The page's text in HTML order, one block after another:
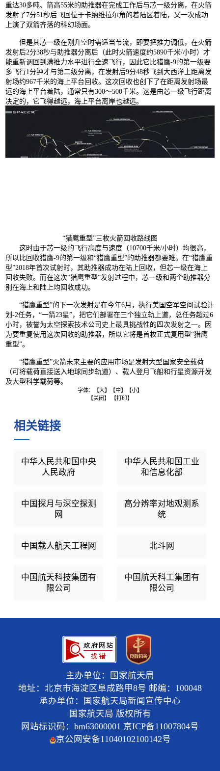
重达30多吨、箭高55米的助推器在完成工作后与芯一级分离，在火箭
发射了7分51秒后飞回位于卡纳维拉尔角的着陆区着陆，又一次成功
上演了双箭齐落的科幻场面。
但是其芯一级在刚升空时需适当节流，即要把推力调低，在火箭
发射后2分38秒与助推器分离后（此时火箭速度约5890千米/小时）才
能重新调回到满推力水平进行全速飞行，因此它比猎鹰-9的第一级要
多飞行1分钟才与第二级分离，在发射后9分48秒飞到大西洋上距离发
射场约967千米的海上平台回收。这次回收也创下了在距离发射场最
远的海上平台着陆，通常只有300～500千米。这是由芯一级飞行距离
决定的，它飞得越远，海上平台离岸也越远。
“猎鹰重型”三枚火箭回收路线图
这时由于芯一级的飞行高度与速度（10700千米/小时）均很高，
所以比回收猎鹰-9的第一级和“猎鹰重型”的助推器都要难。在“猎鹰重
型”2018年首次试射时，其助推器成功在陆上回收，但芯一级在海上
回收失败。而在这次“猎鹰重型”发射过程中，芯一级和两个助推器分
别在海上和陆上均回收成功。
“猎鹰重型”的下一次发射是在今年6月，执行美国空军空间试验计
划-2任务，“一箭23星”，把它们部署在三个独立轨上道，总任务超过6
小时，被誉为太空探索技术公司史上最具挑战性的四次发射之一。因
为要重复使用这次回收的助推器，所以它将是首枚正式复用型“猎鹰
重型”。
“猎鹰重型”火箭未来主要的应用市场是发射大型国家安全载荷
（可将载荷直接送入地球同步轨道）、载人登月飞船和行星资源开发
及大型科学载荷等。
字体： 【大】 【中】
【小】
【关闭】
【打印】
相关链接
中华人民共和国中央
人民政府
中华人民共和国工业
和信息化部
中国探月与深空探测
网
高分辨率对地观测系
统
中国载人航天工程网 北斗网
中国航天科技集团有
限公司
中国航天科工集团有
限公司
主办单位：国家航天局
地址：北京市海淀区阜成路甲8号 邮编：100048
承办单位：国家航天局新闻宣传中心
国家航天局 版权所有
网站标识码：bm63000001 京ICP备11007804号
京公网安备11040102100142号